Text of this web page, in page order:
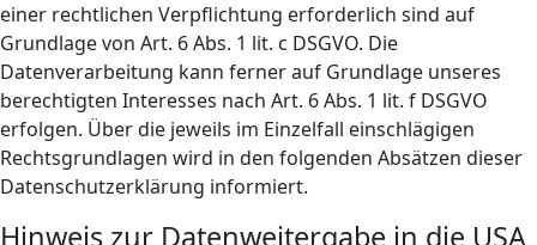
einer rechtlichen Verpflichtung erforderlich sind auf
Grundlage von Art. 6 Abs. 1 lit. c DSGVO. Die
Datenverarbeitung kann ferner auf Grundlage unseres
berechtigten Interesses nach Art. 6 Abs. 1 lit. f DSGVO
erfolgen. Über die jeweils im Einzelfall einschlägigen
Rechtsgrundlagen wird in den folgenden Absätzen dieser
Datenschutzerklärung informiert.
Hinweis zur Datenweitergabe in die USA